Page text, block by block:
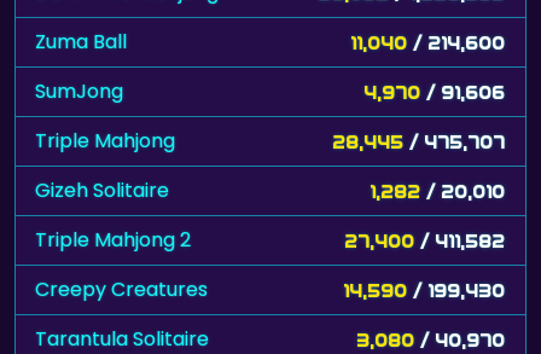
Zuma Ball 11,040 / 214,600
SumJong 4,970 / 91,606
Triple Mahjong 28,445 / 475,707
Gizeh Solitaire 1,282 / 20,010
Triple Mahjong 2 27,400 / 411,582
Creepy Creatures 14,590 / 199,430
Tarantula Solitaire 3,080 / 40,970